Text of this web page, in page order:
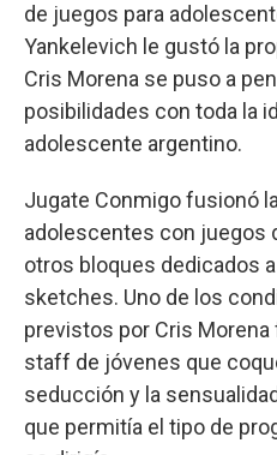
de juegos para
Yankelevich le gustó la
Cris Morena se puso a
posibilidades con toda la
adolescente argentino.
Jugate Conmigo fusionó
adolescentes con juegos
otros bloques dedicados
sketches. Uno de los
previstos por Cris
staff de jóvenes que
seducción y la
que permitía el tipo de